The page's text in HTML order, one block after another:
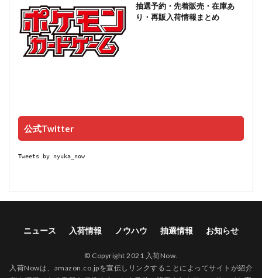
抽選予約・先着販売・在庫あ
り・再販入荷情報まとめ
公式Twitter
Tweets by nyuka_now
ニュース 入荷情報 ノウハウ 抽選情報 お知らせ
© Copyright 2021 入荷Now.
入荷Nowは、amazon.co.jpを宣伝しリンクすることによってサイトが紹介